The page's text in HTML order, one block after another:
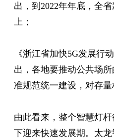
出，到2022年年底，全
上；
《浙江省加快5G发展行
出，各地要推动公共场
准规范统一建设，对存量
由此看来，整个智慧灯杆
下迎来快速发展期。太